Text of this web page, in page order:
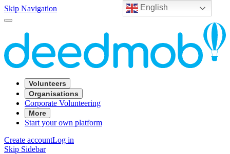
English
Skip Navigation
Volunteers
Organisations
Corporate Volunteering
More
Start your own platform
Create accountLog in
Skip Sidebar